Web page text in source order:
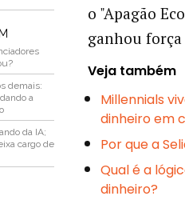
demais:
a
da IA;
cargo de
o "Apagão
ganhou força
Veja também
Millennials
dinheiro em
Por que a
Qual é a
dinheiro?